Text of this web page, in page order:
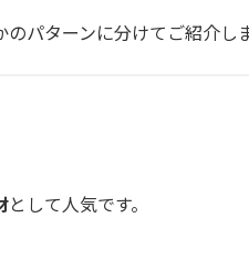
パターンに分けてご紹介しま
として人気です。